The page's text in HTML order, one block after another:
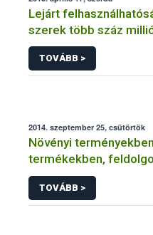
Lejárt
szerek több száz
NÉBIH
TOVÁBB >
2014. szeptember 25, csütörtök
Növényi
termékekben,
TOVÁBB >